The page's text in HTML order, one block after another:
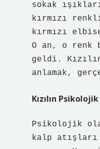
sokak
kırmızı
kırmızı
O an, o renk
geldi.
anlamak,
Kızılın
Psikolojik
kalp